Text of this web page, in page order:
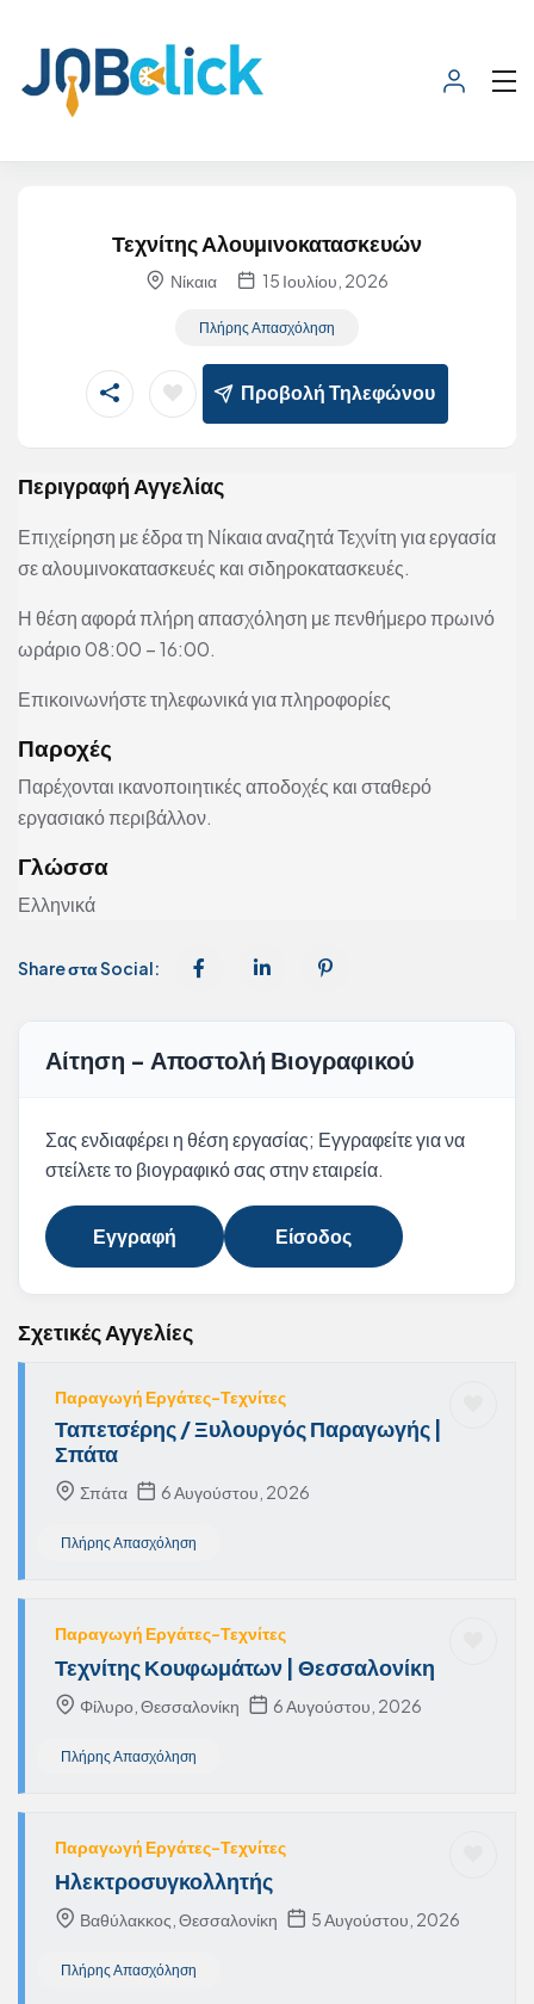
Τεχνίτης Αλουμινοκατασκευών
Νίκαια 15 Ιουλίου, 2026
Πλήρης Απασχόληση
Προβολή Τηλεφώνου
Περιγραφή Αγγελίας
Επιχείρηση με έδρα τη Νίκαια αναζητά Τεχνίτη για εργασία
σε αλουμινοκατασκευές και σιδηροκατασκευές.
Η θέση αφορά πλήρη απασχόληση με πενθήμερο πρωινό
ωράριο 08:00 – 16:00.
Επικοινωνήστε τηλεφωνικά για πληροφορίες
Παροχές
Παρέχονται ικανοποιητικές αποδοχές και σταθερό
εργασιακό περιβάλλον.
Γλώσσα
Ελληνικά
Share στα Social:
Αίτηση - Αποστολή Βιογραφικού
Σας ενδιαφέρει η θέση εργασίας; Εγγραφείτε για να
στείλετε το βιογραφικό σας στην εταιρεία.
Εγγραφή Είσοδος
Σχετικές Αγγελίες
Παραγωγή Εργάτες-Τεχνίτες
Ταπετσέρης / Ξυλουργός Παραγωγής |
Σπάτα
Σπάτα 6 Αυγούστου, 2026
Πλήρης Απασχόληση
Παραγωγή Εργάτες-Τεχνίτες
Τεχνίτης Κουφωμάτων | Θεσσαλονίκη
Φίλυρο, Θεσσαλονίκη 6 Αυγούστου, 2026
Πλήρης Απασχόληση
Παραγωγή Εργάτες-Τεχνίτες
Ηλεκτροσυγκολλητής
Βαθύλακκος, Θεσσαλονίκη 5 Αυγούστου, 2026
Πλήρης Απασχόληση